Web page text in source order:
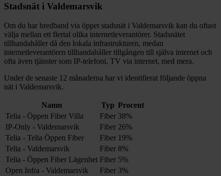
Stadsnät i Valdemarsvik
Om du har bredband via öppet stadsnät i Valdemarsvik kan du oftast
välja mellan ett flertal olika internetleverantörer. Stadsnätet
tillhandahåller då den lokala infrastrukturen, medan
internetleverantören tillhandahåller tillgången till själva internet och
ofta även tjänster som IP-telefoni, TV via internet, med mera.
Under de senaste 12 månaderna har vi identifierat följande öppna
nät i Valdemarsvik.
Namn Typ Procent
Telia - Öppen Fiber Villa
Fiber 38%
IP-Only - Valdemarsvik
Fiber 26%
Telia - Telia Öppen Fiber
Fiber 19%
Telia - Valdemarsvik
Fiber 8%
Telia - Öppen Fiber Lägenhet Fiber 5%
Open Infra - Valdemarsvik
Fiber 3%